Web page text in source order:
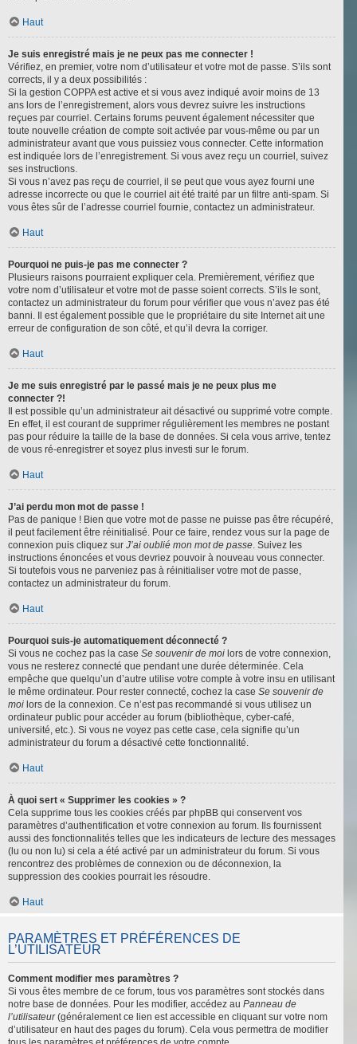
Haut
Je suis enregistré mais je ne peux pas me connecter !
Vérifiez, en premier, votre nom d’utilisateur et votre mot de passe. S’ils sont
corrects, il y a deux possibilités :
Si la gestion COPPA est active et si vous avez indiqué avoir moins de 13
ans lors de l’enregistrement, alors vous devrez suivre les instructions
reçues par courriel. Certains forums peuvent également nécessiter que
toute nouvelle création de compte soit activée par vous-même ou par un
administrateur avant que vous puissiez vous connecter. Cette information
est indiquée lors de l’enregistrement. Si vous avez reçu un courriel, suivez
ses instructions.
Si vous n’avez pas reçu de courriel, il se peut que vous ayez fourni une
adresse incorrecte ou que le courriel ait été traité par un filtre anti-spam. Si
vous êtes sûr de l’adresse courriel fournie, contactez un administrateur.
Haut
Pourquoi ne puis-je pas me connecter ?
Plusieurs raisons pourraient expliquer cela. Premièrement, vérifiez que
votre nom d’utilisateur et votre mot de passe soient corrects. S’ils le sont,
contactez un administrateur du forum pour vérifier que vous n’avez pas été
banni. Il est également possible que le propriétaire du site Internet ait une
erreur de configuration de son côté, et qu’il devra la corriger.
Haut
Je me suis enregistré par le passé mais je ne peux plus me
connecter ?!
Il est possible qu’un administrateur ait désactivé ou supprimé votre compte.
En effet, il est courant de supprimer régulièrement les membres ne postant
pas pour réduire la taille de la base de données. Si cela vous arrive, tentez
de vous ré-enregistrer et soyez plus investi sur le forum.
Haut
J’ai perdu mon mot de passe !
Pas de panique ! Bien que votre mot de passe ne puisse pas être récupéré,
il peut facilement être réinitialisé. Pour ce faire, rendez vous sur la page de
connexion puis cliquez sur J’ai oublié mon mot de passe. Suivez les
instructions énoncées et vous devriez pouvoir à nouveau vous connecter.
Si toutefois vous ne parveniez pas à réinitialiser votre mot de passe,
contactez un administrateur du forum.
Haut
Pourquoi suis-je automatiquement déconnecté ?
Si vous ne cochez pas la case Se souvenir de moi lors de votre connexion,
vous ne resterez connecté que pendant une durée déterminée. Cela
empêche que quelqu’un d’autre utilise votre compte à votre insu en utilisant
le même ordinateur. Pour rester connecté, cochez la case Se souvenir de
moi lors de la connexion. Ce n’est pas recommandé si vous utilisez un
ordinateur public pour accéder au forum (bibliothèque, cyber-café,
université, etc.). Si vous ne voyez pas cette case, cela signifie qu’un
administrateur du forum a désactivé cette fonctionnalité.
Haut
À quoi sert « Supprimer les cookies » ?
Cela supprime tous les cookies créés par phpBB qui conservent vos
paramètres d’authentification et votre connexion au forum. Ils fournissent
aussi des fonctionnalités telles que les indicateurs de lecture des messages
(lu ou non lu) si cela a été activé par un administrateur du forum. Si vous
rencontrez des problèmes de connexion ou de déconnexion, la
suppression des cookies pourrait les résoudre.
Haut
PARAMÈTRES ET PRÉFÉRENCES DE
L’UTILISATEUR
Comment modifier mes paramètres ?
Si vous êtes membre de ce forum, tous vos paramètres sont stockés dans
notre base de données. Pour les modifier, accédez au Panneau de
l’utilisateur(généralement ce lien est accessible en cliquant sur votre nom
d’utilisateur en haut des pages du forum). Cela vous permettra de modifier